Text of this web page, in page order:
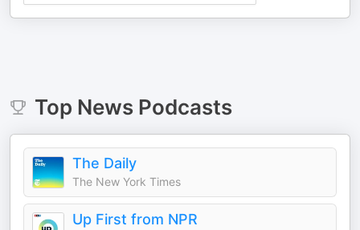
Top NewsPodcasts
The Daily
The New York Times
Up First from NPR